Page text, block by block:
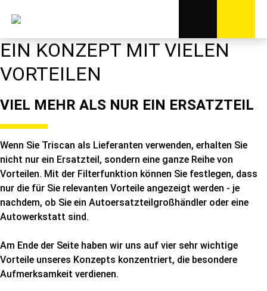
EIN KONZEPT MIT VIELEN
VORTEILEN
VIEL MEHR ALS NUR EIN ERSATZTEIL
Wenn Sie Triscan als Lieferanten verwenden, erhalten Sie
nicht nur ein Ersatzteil, sondern eine ganze Reihe von
Vorteilen. Mit der Filterfunktion können Sie festlegen, dass
nur die für Sie relevanten Vorteile angezeigt werden - je
nachdem, ob Sie ein Autoersatzteilgroßhändler oder eine
Autowerkstatt sind.
Am Ende der Seite haben wir uns auf vier sehr wichtige
Vorteile unseres Konzepts konzentriert, die besondere
Aufmerksamkeit verdienen.